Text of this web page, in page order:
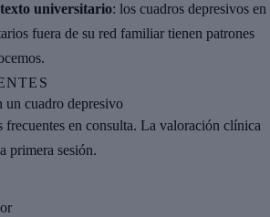
universitario: los cuadros depresivos en
fuera de su red familiar tienen patrones
un cuadro depresivo
frecuentes en consulta. La valoración clínica
primera sesión.